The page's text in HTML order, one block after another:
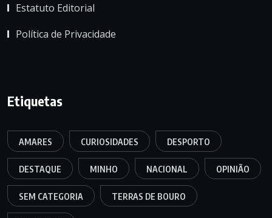
Estatuto Editorial
Política de Privacidade
Etiquetas
AMARES CURIOSIDADES DESPORTO
DESTAQUE MINHO NACIONAL OPINIÃO
SEM CATEGORIA TERRAS DE BOURO